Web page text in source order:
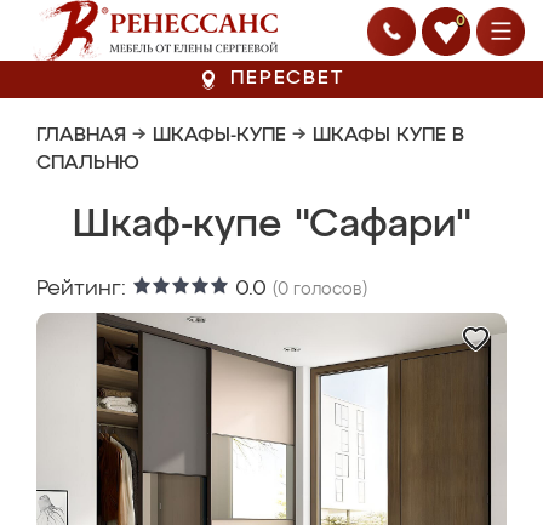
0
ПЕРЕСВЕТ
ГЛАВНАЯ → ШКАФЫ-КУПЕ → ШКАФЫ КУПЕ В
СПАЛЬНЮ
Шкаф-купе "Сафари"
Рейтинг: 0.0 (0 голосов)